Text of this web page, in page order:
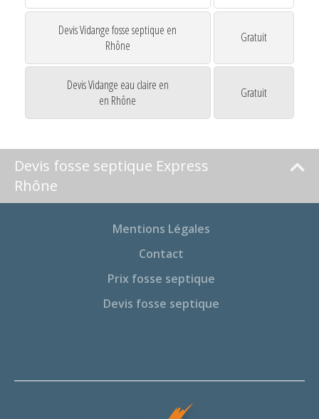
Devis Vidange fosse septique en
Rhône
Gratuit
Devis Vidange eau claire en
en Rhône
Gratuit
Devis fosse septique Express
Rhône
Mentions Légales
Contact
Prix fosse septique
Devis fosse septique